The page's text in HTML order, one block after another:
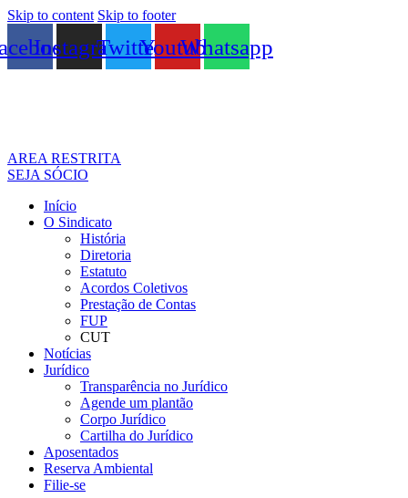
Skip to content Skip to footer
InstagramTwitterYoutubeWhatsapp
AREA RESTRITA
SEJA SÓCIO
Início
O Sindicato
História
Diretoria
Estatuto
Acordos Coletivos
Prestação de Contas
FUP
CUT
Notícias
Jurídico
Transparência no Jurídico
Agende um plantão
Corpo Jurídico
Cartilha do Jurídico
Aposentados
Reserva Ambiental
Filie-se